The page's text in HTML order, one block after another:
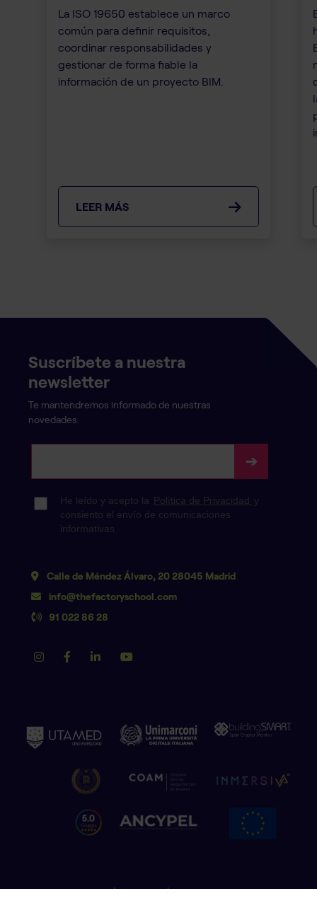
La ISO 19650 establece un marco
común para definir requisitos,
coordinar responsabilidades y
gestionar de forma fiable la
información de un proyecto BIM.
LEER MÁS
Suscríbete a nuestra
newsletter
Te mantendremos informado de nuestras
novedades.
Calle de Méndez Álvaro, 20 28045 Madrid
info@thefactoryschool.com
91 022 86 28